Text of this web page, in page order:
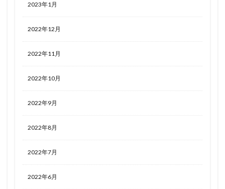
2023年1月
2022年12月
2022年11月
2022年10月
2022年9月
2022年8月
2022年7月
2022年6月